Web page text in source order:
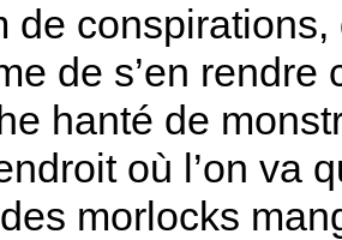
de
de s’en
hanté de
où l’on va
morlocks